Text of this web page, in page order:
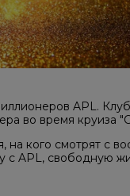
APL.
во время круиза
на кого смотрят с
с APL, свободную